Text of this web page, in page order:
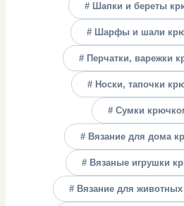
# Шапки и береты
# Шарфы и шали
# Перчатки, варежки
# Носки, тапочки
# Сумки
# Вязание для дома
# Вязаные игрушки
# Вязание для